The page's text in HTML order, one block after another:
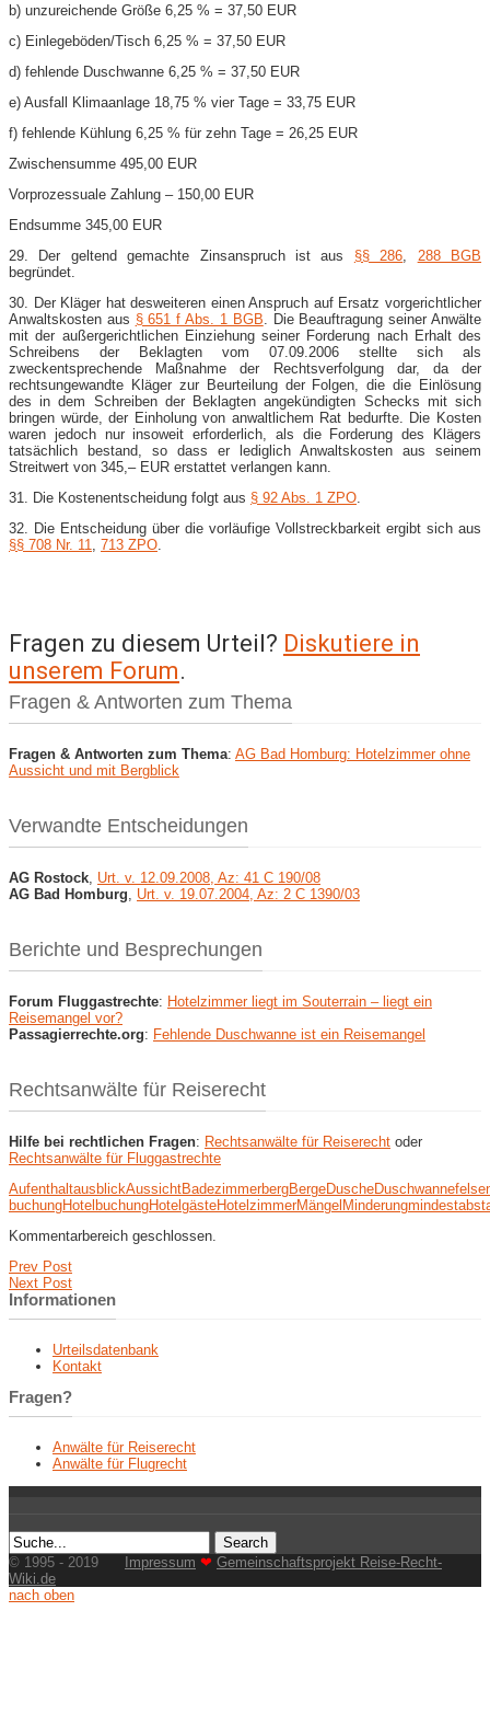
b) unzureichende Größe 6,25 % = 37,50 EUR
c) Einlegeböden/Tisch 6,25 % = 37,50 EUR
d) fehlende Duschwanne 6,25 % = 37,50 EUR
e) Ausfall Klimaanlage 18,75 % vier Tage = 33,75 EUR
f) fehlende Kühlung 6,25 % für zehn Tage = 26,25 EUR
Zwischensumme 495,00 EUR
Vorprozessuale Zahlung – 150,00 EUR
Endsumme 345,00 EUR
29. Der geltend gemachte Zinsanspruch ist aus §§ 286
288 BGB
begründet.
30. Der Kläger hat desweiteren einen Anspruch auf Ersatz vorgerichtlicher
Anwaltskosten aus § 651 f Abs. 1 BGB . Die Beauftragung seiner Anwälte
mit der außergerichtlichen Einziehung seiner Forderung nach Erhalt des
Schreibens der Beklagten vom 07.09.2006 stellte sich als
zweckentsprechende Maßnahme der Rechtsverfolgung dar, da der
rechtsungewandte Kläger zur Beurteilung der Folgen, die die Einlösung
des in dem Schreiben der Beklagten angekündigten Schecks mit sich
bringen würde, der Einholung von anwaltlichem Rat bedurfte. Die Kosten
waren jedoch nur insoweit erforderlich, als die Forderung des Klägers
tatsächlich bestand, so dass er lediglich Anwaltskosten aus seinem
Streitwert von 345,– EUR erstattet verlangen kann.
31. Die Kostenentscheidung folgt aus § 92 Abs. 1 ZPO
32. Die Entscheidung über die vorläufige Vollstreckbarkeit ergibt sich aus
§§ 708 Nr. 11
713 ZPO
Fragen zu diesem Urteil? Diskutiere in
unserem Forum.
Fragen & Antworten zum Thema
Fragen & Antworten zum Thema: AG Bad Homburg: Hotelzimmer ohne
Aussicht und mit Bergblick
Verwandte Entscheidungen
AG Rostock Urt. v. 12.09.2008, Az: 41 C 190/08
AG Bad Homburg
Urt. v. 19.07.2004, Az: 2 C 1390/03
Berichte und Besprechungen
Forum Fluggastrechte: Hotelzimmer liegt im Souterrain – liegt ein
Reisemangel vor?
Passagierrechte.org: Fehlende Duschwanne ist ein Reisemangel
Rechtsanwälte für Reiserecht
Hilfe bei rechtlichen Fragen: Rechtsanwälte für Reiserecht oder
Rechtsanwälte für Fluggastrechte
AufenthaltausblickAussichtBadezimmerbergBergeDuscheDuschwanne
buchungHotelbuchungHotelgästeHotelzimmerMängelMinderung
Kommentarbereich geschlossen.
Prev Post
Next Post
Informationen
Urteilsdatenbank
Kontakt
Fragen?
Anwälte für Reiserecht
Anwälte für Flugrecht
© 1995 - 2019 Impressum ❤ Gemeinschaftsprojekt Reise-Recht-
Wiki.de
nach oben